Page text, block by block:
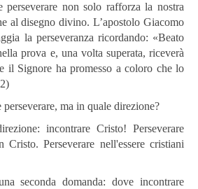
non solo rafforza la nostra
al disegno divino. L’apostolo Giacomo
la perseveranza ricordando: «Beato
prova e, una volta superata, riceverà
il Signore ha promesso a coloro che lo
ma in quale direzione?
incontrare Cristo! Perseverare
Cristo.Perseverare nell'essere cristiani
seconda domanda: dove incontrare